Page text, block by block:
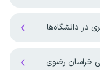
در دانشگاه‌ها
خراسان رضوی